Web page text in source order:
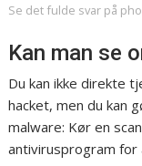
Se det fulde svar på
Kan man se
Du kan ikke direkte
hacket, men du kan
malware: Kør en
antivirusprogram for